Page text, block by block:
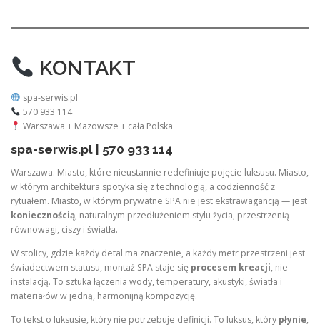
KONTAKT
spa-serwis.pl
570 933 114
Warszawa + Mazowsze + cała Polska
spa-serwis.pl | 570 933 114
Warszawa. Miasto, które nieustannie redefiniuje pojęcie luksusu. Miasto,
w którym architektura spotyka się z technologią, a codzienność z
rytuałem. Miasto, w którym prywatne SPA nie jest ekstrawagancją — jest
koniecznością, naturalnym przedłużeniem stylu życia, przestrzenią
równowagi, ciszy i światła.
W stolicy, gdzie każdy detal ma znaczenie, a każdy metr przestrzeni jest
świadectwem statusu, montaż SPA staje się procesem kreacji, nie
instalacją. To sztuka łączenia wody, temperatury, akustyki, światła i
materiałów w jedną, harmonijną kompozycję.
To tekst o luksusie, który nie potrzebuje definicji. To luksus, który płynie,